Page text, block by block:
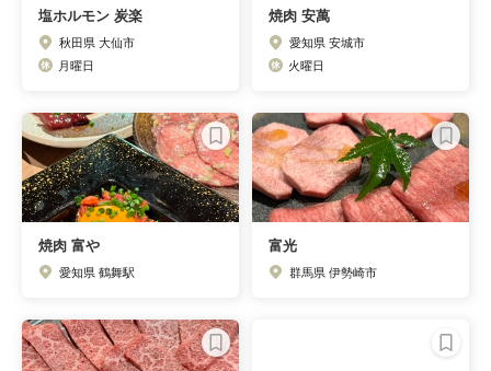
塩ホルモン 炭楽
秋田県 大仙市
月曜日
焼肉 安萬
愛知県 安城市
火曜日
焼肉 富や
愛知県 鶴舞駅
富光
群馬県 伊勢崎市